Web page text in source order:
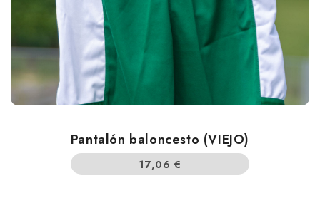
Pantalón baloncesto (VIEJO)
17,06 €